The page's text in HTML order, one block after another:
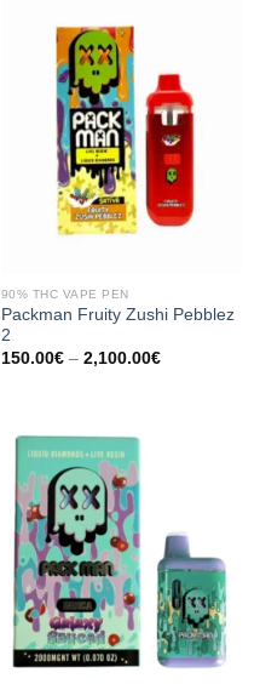
90% THC VAPE PEN
Packman Fruity Zushi Pebblez
2
150.00€ – 2,100.00€Preisspanne: